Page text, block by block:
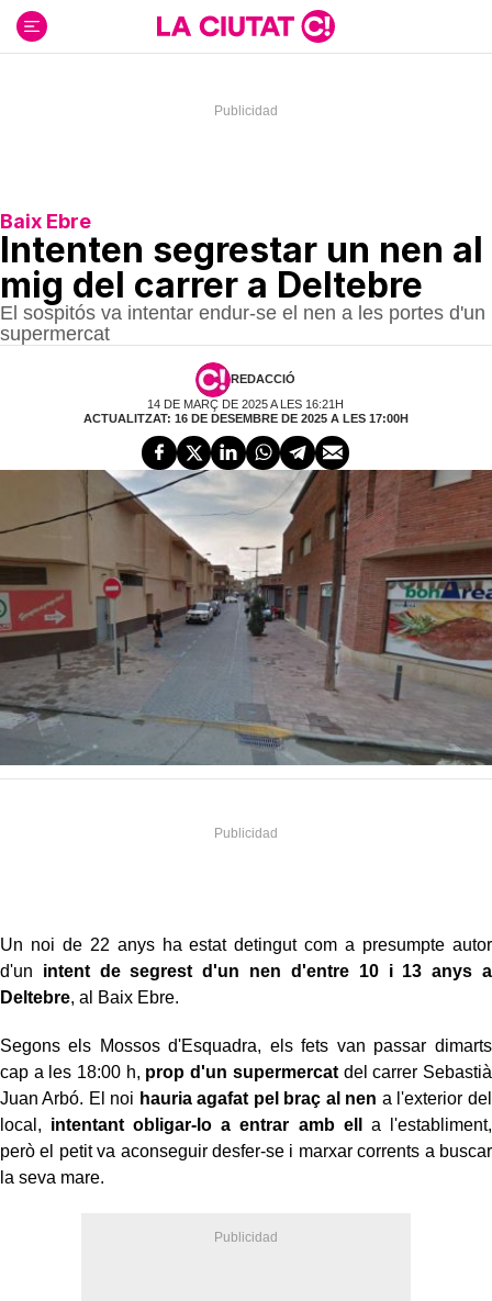
contenido
Baix Ebre
Intenten segrestar un nen al
mig del carrer a Deltebre
El sospitós va intentar endur-se el nen a les portes d'un
supermercat
REDACCIÓ
14 DE MARÇ DE 2025 A LES 16:21H
ACTUALITZAT: 16 DE DESEMBRE DE 2025 A LES 17:00H
Un noi de 22 anys ha estat detingut com a presumpte autor
d'un intent de segrest d'un nen d'entre 10 i 13 anys a
Deltebre, al Baix Ebre.
Segons els Mossos d'Esquadra, els fets van passar dimarts
cap a les 18:00 h, prop d'un supermercatdel carrer Sebastià
Juan Arbó. El noi hauria agafat pel braç al nen a l'exterior del
local, intentant obligar-lo a entrar amb ell
a l'establiment,
però el petit va aconseguir desfer-se i marxar corrents a buscar
la seva mare.